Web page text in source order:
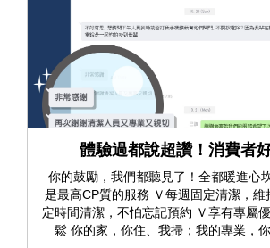
體驗過都說超讚！消費者
你的鼓勵，我們都聽見了！全都暖進心
是最高CP質的服務 Ｖ每週固定清潔，維
定時間清潔，不怕忘記預約 Ｖ享有專屬
鬆 你的家，你住、我掃；我的專業，